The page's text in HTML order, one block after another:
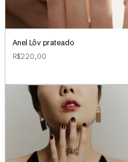
Anel Lôv prateado
R$220,00